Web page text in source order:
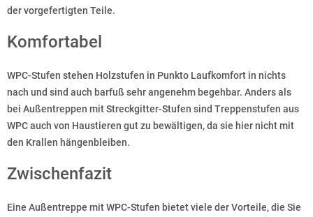
der vorgefertigten Teile.
Komfortabel
WPC-Stufen stehen Holzstufen in Punkto Laufkomfort in nichts
nach und sind auch barfuß sehr angenehm begehbar. Anders als
bei Außentreppen mit Streckgitter-Stufen sind Treppenstufen aus
WPC auch von Haustieren gut zu bewältigen, da sie hier nicht mit
den Krallen hängenbleiben.
Zwischenfazit
Eine Außentreppe mit WPC-Stufen bietet viele der Vorteile, die Sie